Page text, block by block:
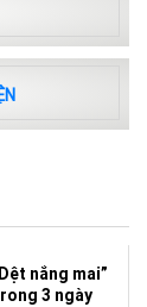
nắng mai”
3 ngày